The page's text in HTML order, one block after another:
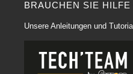
BRAUCHEN SIE HILFE
Unsere Anleitungen und